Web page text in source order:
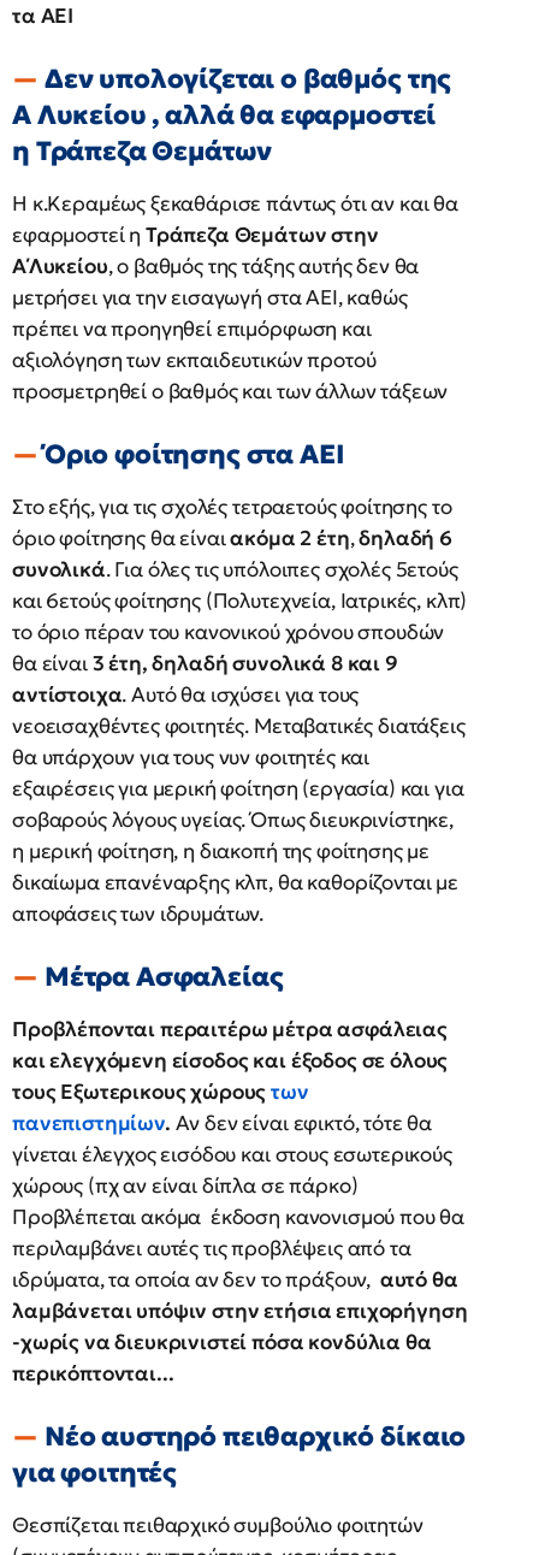
τα ΑΕΙ
Δεν υπολογίζεται ο βαθμός της
Α Λυκείου , αλλά θα εφαρμοστεί
η Τράπεζα Θεμάτων
Η κ.Κεραμέως ξεκαθάρισε πάντως ότι αν και θα
εφαρμοστεί η Τράπεζα Θεμάτων στην
Α΄Λυκείου, ο βαθμός της τάξης αυτής δεν θα
μετρήσει για την εισαγωγή στα ΑΕΙ, καθώς
πρέπει να προηγηθεί επιμόρφωση και
αξιολόγηση των εκπαιδευτικών προτού
προσμετρηθεί ο βαθμός και των άλλων τάξεων
Όριο φοίτησης στα ΑΕΙ
Στο εξής, για τις σχολές τετραετούς φοίτησης το
όριο φοίτησης θα είναιακόμα 2 έτη,δηλαδή 6
συνολικά. Για όλες τις υπόλοιπες σχολές 5ετούς
και 6ετούς φοίτησης (Πολυτεχνεία, Ιατρικές, κλπ)
το όριο πέραν του κανονικού χρόνου σπουδών
θα είναι3 έτη, δηλαδή συνολικά 8 και 9
αντίστοιχα. Αυτό θα ισχύσει για τους
νεοεισαχθέντες φοιτητές. Μεταβατικές διατάξεις
θα υπάρχουν για τους νυν φοιτητές και
εξαιρέσεις για μερική φοίτηση (εργασία) και για
σοβαρούς λόγους υγείας. Όπως διευκρινίστηκε,
η μερική φοίτηση, η διακοπή της φοίτησης με
δικαίωμα επανέναρξης κλπ, θα καθορίζονται με
αποφάσεις των ιδρυμάτων.
Μέτρα Ασφαλείας
Προβλέπονται περαιτέρω μέτρα ασφάλειας
και ελεγχόμενη είσοδος και έξοδος σε όλους
τους Εξωτερικους χώρουςτων
πανεπιστημίων. Αν δεν είναι εφικτό, τότε θα
γίνεται έλεγχος εισόδου και στους εσωτερικούς
χώρους (πχ αν είναι δίπλα σε πάρκο)
Προβλέπεται ακόμα έκδοση κανονισμού που θα
περιλαμβάνει αυτές τις προβλέψεις από τα
ιδρύματα, τα οποία αν δεν το πράξουν, αυτό θα
λαμβάνεται υπόψιν στην ετήσια επιχορήγηση
-χωρίς να διευκρινιστεί πόσα κονδύλια θα
περικόπτονται...
Νέο αυστηρό πειθαρχικό δίκαιο
για φοιτητές
Θεσπίζεται πειθαρχικό συμβούλιο φοιτητών